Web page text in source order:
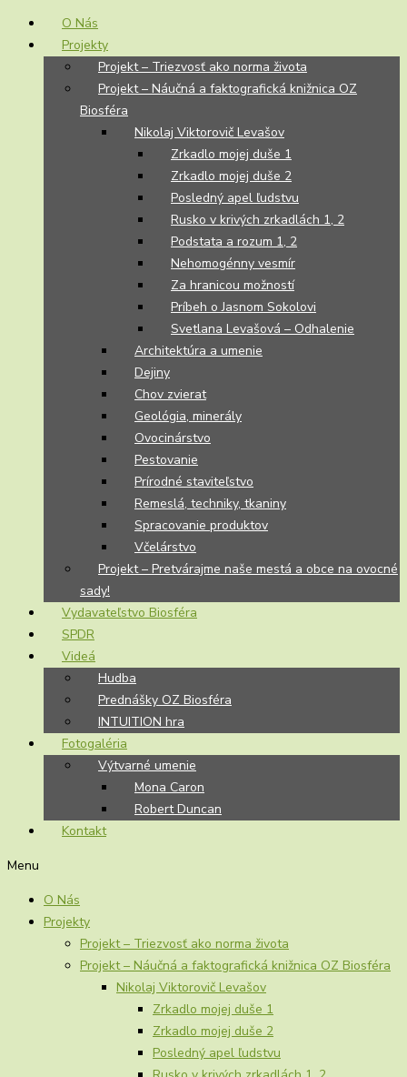
O Nás
Projekty
Projekt – Triezvosť ako norma života
Projekt – Náučná a faktografická knižnica OZ
Biosféra
Nikolaj Viktorovič Levašov
Zrkadlo mojej duše 1
Zrkadlo mojej duše 2
Posledný apel ľudstvu
Rusko v krivých zrkadlách 1, 2
Podstata a rozum 1, 2
Nehomogénny vesmír
Za hranicou možností
Príbeh o Jasnom Sokolovi
Svetlana Levašová – Odhalenie
Architektúra a umenie
Dejiny
Chov zvierat
Geológia, minerály
Ovocinárstvo
Pestovanie
Prírodné staviteľstvo
Remeslá, techniky, tkaniny
Spracovanie produktov
Včelárstvo
Projekt – Pretvárajme naše mestá a obce na ovocné
sady!
Vydavateľstvo Biosféra
SPDR
Videá
Hudba
Prednášky OZ Biosféra
INTUITION hra
Fotogaléria
Výtvarné umenie
Mona Caron
Robert Duncan
Kontakt
Menu
O Nás
Projekty
Projekt – Triezvosť ako norma života
Projekt – Náučná a faktografická knižnica OZ Biosféra
Nikolaj Viktorovič Levašov
Zrkadlo mojej duše 1
Zrkadlo mojej duše 2
Posledný apel ľudstvu